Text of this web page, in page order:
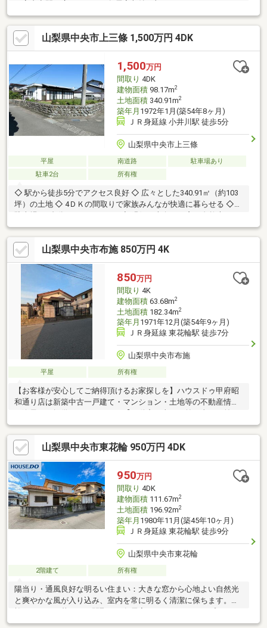
ーゼットや床下収納を備えており、収納力も充実。荷物が多いご
家庭でもすっきりとした住空間を維持できます。システムキッチ
ンを採用し、日々の料理も快適。浴室は1坪以上の広さに加え窓付
きで換気も良好、追焚機能付きでいつでも温かいお風呂を楽しめ
ます。トイレ2ヶ所や室内洗濯機置場など生活利便性にも配慮され
た、家族みんなが快適に暮らせる住まいです。
山梨県中央市上三條 1,500万円 4DK
1,500万円
間取り 4DK
建物面積98.17m2
土地面積340.91m2
築年月 1972年1月(築54年8ヶ月)
ＪＲ身延線 小井川駅 徒歩5分
山梨県中央市上三條
平屋 南道路
駐車場あり
駐車2台
所有権
◇ 駅から徒歩5分でアクセス良好 ◇ 広々とした340.91㎡（約103
坪）の土地 ◇ 4ＤＫの間取りで家族みんなが快適に暮らせる ◇
駐車場は2台分のスペースあり ◇ 縁側や南向きの窓で自然光がた
っぷり ◇ 和室やサンルームなど、ゆったりとした空間 ◇ 角地に
位置しているので、通風や日当たり良好 ◇ 近隣に便利な施設もあ
り、生活しやすい
山梨県中央市布施 850万円 4K
850万円
間取り 4K
建物面積63.68m2
土地面積182.34m2
築年月 1971年12月(築54年9ヶ月)
ＪＲ身延線 東花輪駅 徒歩7分
山梨県中央市布施
平屋 所有権
【お客様が安心してご納得頂けるお家探しを】ハウスドゥ甲府昭
和通り店は新築中古一戸建て・マンション・土地等の不動産情報
しない】このテーマを第1に誠実かつ真摯に向き合い当店舗に関わ
る全てのお客様が幸せにお取引出来るようお約束致します。お家
のご購入は物件探しだけでなく、住宅ローン、リフォーム、火災
保険、お引越し等多々に渡るお手続きが必要です。全てのお手続
きを一貫し完結できるよう当店舗はワンストップサービスという
独自のサービスをご提供しております。豊富な経験、専門知識を
元に最適な物件・資金提案を致します。是非お気軽にご相談下さ
い！
山梨県中央市東花輪 950万円 4DK
950万円
間取り 4DK
建物面積111.67m2
土地面積196.92m2
築年月 1980年11月(築45年10ヶ月)
ＪＲ身延線 東花輪駅 徒歩9分
山梨県中央市東花輪
2階建て 所有権
陽当り・通風良好な明るい住まい：大きな窓から心地よい自然光
と爽やかな風が入り込み、室内を常に明るく清潔に保ちます。家
族でゆったり暮らせる間取り：各居室にゆとりがあり、プライベ
ート空間を確保しながら家族の団らんも大切にできる設計。便利